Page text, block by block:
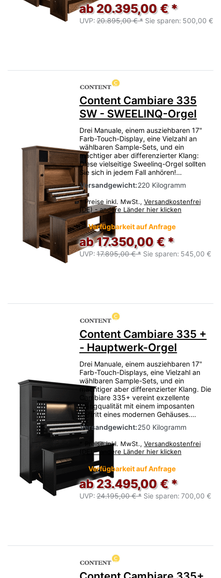
ab 20.395,00 € *
UVP: 20.895,00 € * Sie sparen: 500,00 €
Content Cambiare 335
SW - SWEELINQ-Orgel
Drei Manuale, einem ausziehbaren 17"
Farb-Touch-Display, eine Vielzahl an
wählbaren Sample-Sets, und ein
mächtiger aber differenzierter Klang:
Diese vielseitige Sweelinq-Orgel sollten
Sie sich in jedem Fall anhören!…
Versandgewicht:220 Kilogramm
* Preise inkl. MwSt., Versandkostenfrei
(DE) - andere Länder hier klicken
Verfügbarkeit auf Anfrage
ab 17.350,00 € *
UVP: 17.895,00 € * Sie sparen: 545,00 €
Content Cambiare 335 +
- Hauptwerk-Orgel
Drei Manuale, einem ausziehbaren 17"
Farb-Touch-Displays, eine Vielzahl an
wählbaren Sample-Sets, und ein
mächtiger aber differenzierter Klang. Die
Cambiare 335+ vereint exzellente
Klangqualität mit einem imposanten
Auftritt eines modernen Gehäuses.…
Versandgewicht:250 Kilogramm
Preise inkl. MwSt., Versandkostenfrei
(DE) - andere Länder hier klicken
Verfügbarkeit auf Anfrage
ab 23.495,00 € *
UVP: 24.195,00 € * Sie sparen: 700,00 €